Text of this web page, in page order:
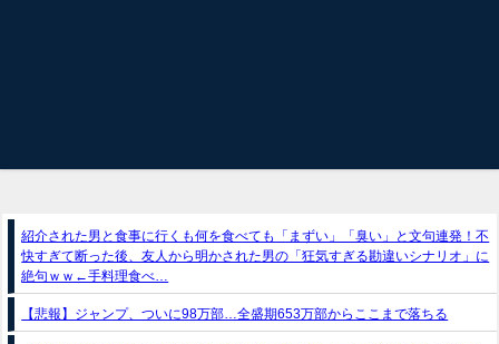
紹介された男と食事に行くも何を食べても「まずい」「臭い」と文句連発！不
快すぎて断った後、友人から明かされた男の「狂気すぎる勘違いシナリオ」に
絶句ｗｗ←手料理食べ…
【悲報】ジャンプ、ついに98万部…全盛期653万部からここまで落ちる